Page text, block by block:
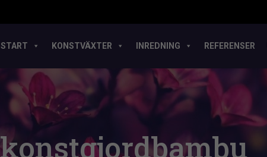
START KONSTVÄXTER INREDNING REFERENSER
konstgjordbambu